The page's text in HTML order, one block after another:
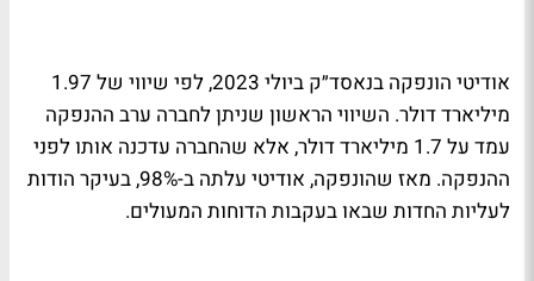
אודיטי הונפקה בנאסד״ק ביולי 2023, לפי שיווי של 1.97
מיליארד דולר. השיווי הראשון שניתן לחברה ערב ההנפקה
עמד על 1.7 מיליארד דולר, אלא שהחברה עדכנה אותו לפני
ההנפקה. מאז שהונפקה, אודיטי עלתה ב-98%, בעיקר הודות
לעליות החדות שבאו בעקבות הדוחות המעולים.